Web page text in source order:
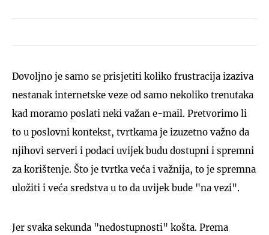
Dovoljno je samo se prisjetiti koliko frustracija izaziva
nestanak internetske veze od samo nekoliko trenutaka
kad moramo poslati neki važan e-mail. Pretvorimo li
to u poslovni kontekst, tvrtkama je izuzetno važno da
njihovi serveri i podaci uvijek budu dostupni i spremni
za korištenje. Što je tvrtka veća i važnija, to je spremna
uložiti i veća sredstva u to da uvijek bude "na vezi".
Jer svaka sekunda "nedostupnosti" košta. Prema